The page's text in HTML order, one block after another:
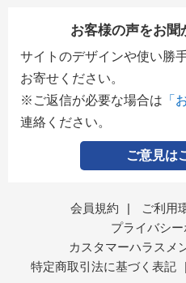
お客様の声をお聞
サイトのデザインや使い勝
お寄せください。
※ご返信が必要な場合は 「
連絡ください。
ご意見は
会員規約 | ご利用
プライバシ
カスタマーハラスメ
特定商取引法に基づく表記
|